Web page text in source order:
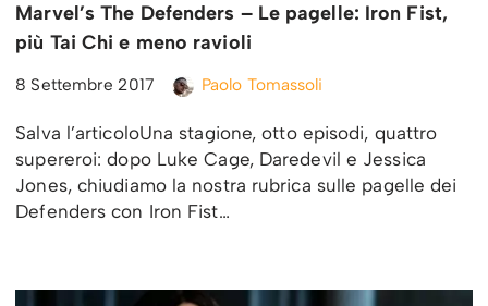
Marvel’s The Defenders – Le pagelle: Iron Fist,
più Tai Chi e meno ravioli
8 Settembre 2017 Paolo Tomassoli
Salva l’articoloUna stagione, otto episodi, quattro
supereroi: dopo Luke Cage, Daredevil e Jessica
Jones, chiudiamo la nostra rubrica sulle pagelle dei
Defenders con Iron Fist…